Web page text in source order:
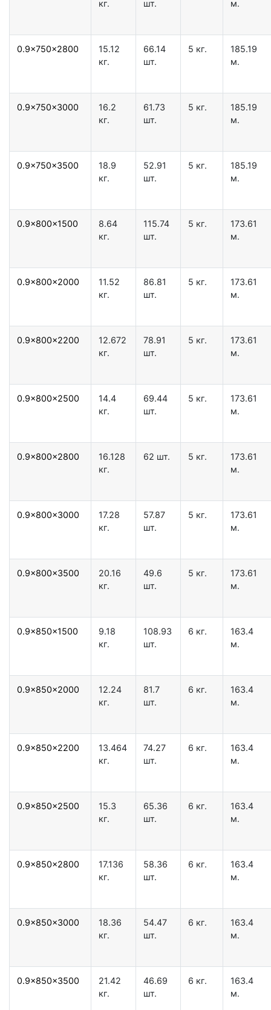
кг. шт. м.
0.9x750x2800
15.12
кг.
66.14
шт.
5 кг.
185.19
м.
0.9x750x3000
16.2
кг.
61.73
шт.
5 кг.
185.19
м.
0.9x750x3500
18.9
кг.
52.91
шт.
5 кг.
185.19
м.
0.9x800x1500
8.64
кг.
115.74
шт.
5 кг.
173.61
м.
0.9x800x2000
11.52
кг.
86.81
шт.
5 кг.
173.61
м.
0.9x800x2200
12.672
кг.
78.91
шт.
5 кг.
173.61
м.
0.9x800x2500
14.4
кг.
69.44
шт.
5 кг.
173.61
м.
0.9x800x2800
16.128
кг.
62 шт. 5 кг.
173.61
м.
0.9x800x3000
17.28
кг.
57.87
шт.
5 кг.
173.61
м.
0.9x800x3500
20.16
кг.
49.6
шт.
5 кг.
173.61
м.
0.9x850x1500
9.18
кг.
108.93
шт.
6 кг.
163.4
м.
0.9x850x2000
12.24
кг.
81.7
шт.
6 кг.
163.4
м.
0.9x850x2200
13.464
кг.
74.27
шт.
6 кг.
163.4
м.
0.9x850x2500
15.3
кг.
65.36
шт.
6 кг.
163.4
м.
0.9x850x2800
17.136
кг.
58.36
шт.
6 кг.
163.4
м.
0.9x850x3000
18.36
кг.
54.47
шт.
6 кг.
163.4
м.
0.9x850x3500
21.42
кг.
46.69
шт.
6 кг.
163.4
м.